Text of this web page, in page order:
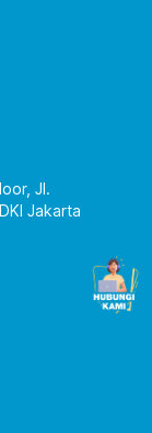
Jl.
Jakarta